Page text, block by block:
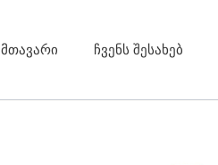
მთავარი ჩვენს შესახებ